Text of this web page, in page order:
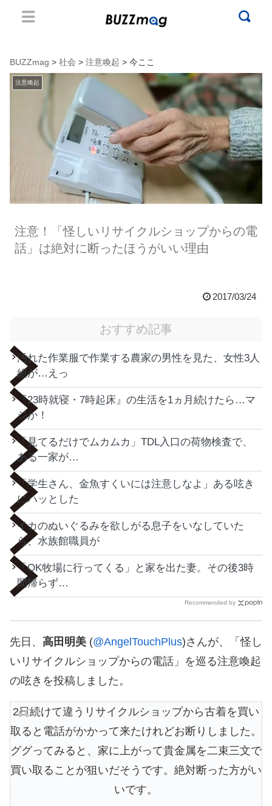
BUZZmag > 社会 > 注意喚起 > 今ここ
注意喚起
注意！「怪しいリサイクルショップからの電
話」は絶対に断ったほうがいい理由
2017/03/24
おすすめ記事
汚れた作業服で作業する農家の男性を見た、女性3人
組が…えっ
『23時就寝・7時起床』の生活を1ヵ月続けたら…マ
ジか！
「見てるだけでムカムカ」TDL入口の荷物検査で、
ある一家が…
「学生さん、金魚すくいには注意しなよ」ある呟き
にハッとした
イカのぬいぐるみを欲しがる息子をいなしていた
ら、水族館職員が
「OK牧場に行ってくる」と家を出た妻。その後3時
間帰らず…
Recommended by
先日、 高田明美 (@AngelTouchPlus)さんが、「怪し
いリサイクルショップからの電話」を巡る注意喚起
の呟きを投稿しました。
2日続けて違うリサイクルショップから古着を買い
取ると電話がかかって来たけれどお断りしました。
ググってみると、家に上がって貴金属を二束三文で
買い取ることが狙いだそうです。絶対断った方がい
いです。